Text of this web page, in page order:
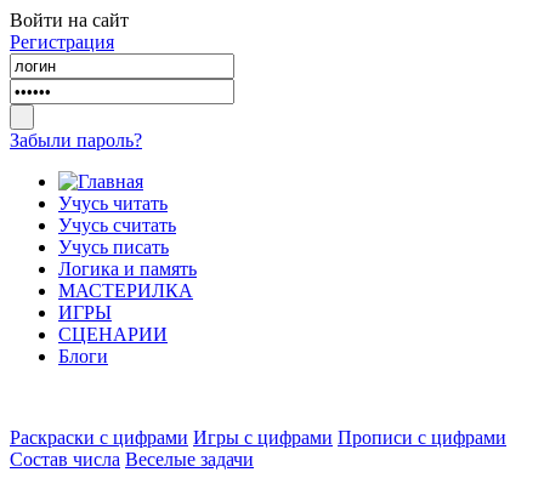
Войти на сайт
Регистрация
Забыли пароль?
Учусь читать
Учусь считать
Учусь писать
Логика и память
МАСТЕРИЛКА
ИГРЫ
СЦЕНАРИИ
Блоги
Раскраски с цифрами Игры с цифрами Прописи с цифрами
Состав числа Веселые задачи